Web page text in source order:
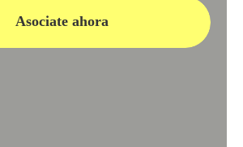
Asociate ahora